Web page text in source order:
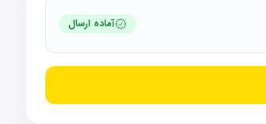
آماده ارسال